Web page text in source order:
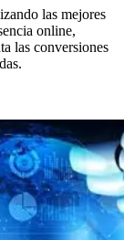
las mejores
online,
las conversiones